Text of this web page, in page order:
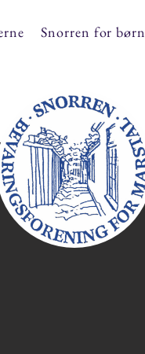
Snorren for børn